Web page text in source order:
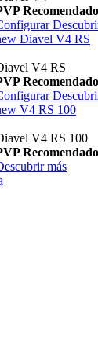
Diavel V4 RS
V4 RS
V4 RS 100
V4 RS 100
más